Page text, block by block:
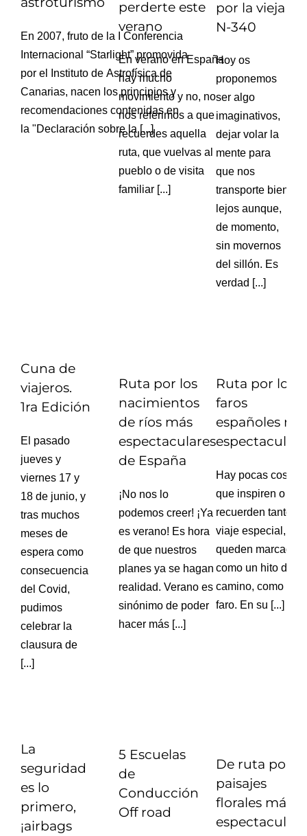
En 2007, fruto de la I Conferencia
Internacional “Starlight” promovida
por el Instituto de Astrofísica de
Canarias, nacen los principios y
recomendaciones contenidas en
la "Declaración sobre la [...]
perderte este
verano
En verano en España
hay mucho
movimiento y no, no
nos referimos a que
recuerdes aquella
ruta, que vuelvas al
pueblo o de visita
familiar [...]
por la vieja
N-340
Hoy os
proponemos
ser algo
imaginativos,
dejar volar la
mente para
que nos
transporte bien
lejos aunque,
de momento,
sin movernos
del sillón. Es
verdad [...]
Cuna de
viajeros.
1ra Edición
El pasado
jueves y
viernes 17 y
18 de junio, y
tras muchos
meses de
espera como
consecuencia
del Covid,
pudimos
celebrar la
clausura de
[...]
Ruta por los
nacimientos
de ríos más
espectaculares
de España
¡No nos lo
podemos creer! ¡Ya
es verano! Es hora
de que nuestros
planes ya se hagan
realidad. Verano es
sinónimo de poder
hacer más [...]
Ruta por los
faros
españoles
Hay pocas cosas
que inspiren o
recuerden tanto un
viaje especial, que
queden marcados
como un hito del
camino, como un
faro. En su [...]
La
seguridad
es lo
primero,
¡airbags
5 Escuelas
de
Conducción
Off road
De ruta por
paisajes
florales más